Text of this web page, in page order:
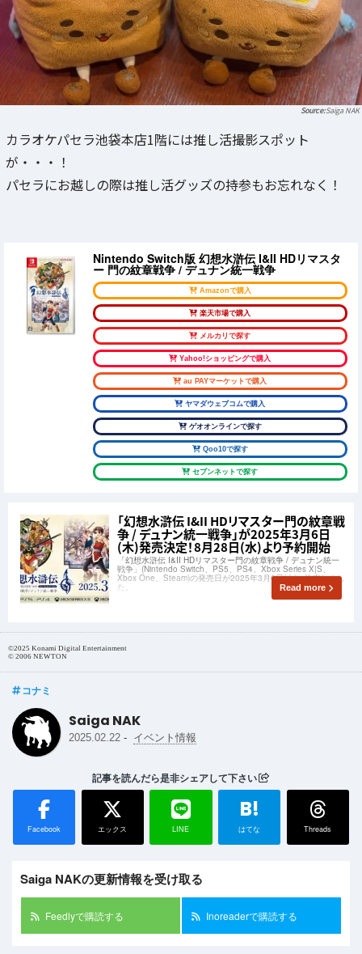
Saiga NAK
カラオケパセラ池袋本店1階には推し活撮影スポット
が・・・！
パセラにお越しの際は推し活グッズの持参もお忘れなく！
Nintendo Switch版 幻想水滸伝 I&II HDリマスタ
ー 門の紋章戦争 / デュナン統一戦争
Amazonで購入
楽天市場で購入
メルカリで探す
Yahoo!ショッピングで購入
au PAYマーケットで購入
ヤマダウェブコムで購入
ゲオオンラインで探す
Qoo10で探す
セブンネットで探す
「幻想水滸伝 I&II HDリマスター門の紋章戦
争 / デュナン統一戦争」が2025年3月6日
(木)発売決定！8月28日(水)より予約開始
「幻想水滸伝 I&II HDリマスター門の紋章戦争 / デュナン統一
戦争」(Nintendo Switch、PS5、PS4、Xbox Series X|S、
Xbox One、Steam)の発売日が2025年3月6日(木)に決定しまし
た。 Read more
©2025 Konami Digital Entertainment
© 2006 NEWTON
コナミ
Saiga NAK
2025.02.22 - イベント情報
記事を読んだら是非シェアして下さい
Facebook エックス LINE
B!
はてな Threads
Saiga NAKの更新情報を受け取る
Feedlyで購読する Inoreaderで購読する